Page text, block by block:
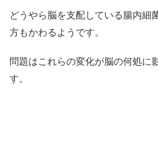
どうやら脳を支配している腸内細
方もかわるようです。
問題はこれらの変化が脳の何処に
す。